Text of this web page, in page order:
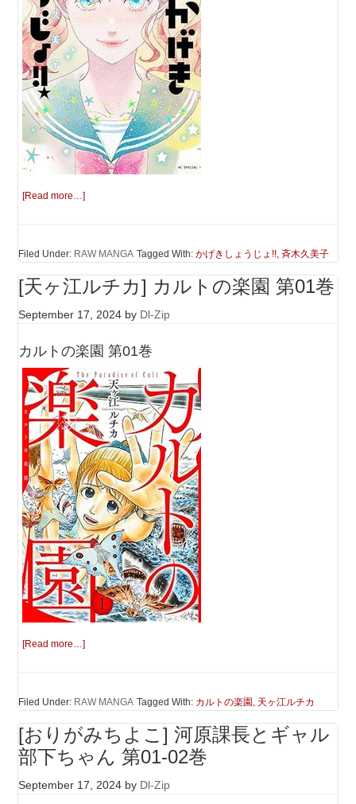
[Read more…]
Filed Under: RAW MANGA Tagged With:かげきしょうじょ!!,斉木久美子
[天ヶ江ルチカ] カルトの楽園 第01巻
September 17, 2024 by Dl-Zip
カルトの楽園 第01巻
[Read more…]
Filed Under: RAW MANGA Tagged With: カルトの楽園 , 天ヶ江ルチカ
[おりがみちよこ] 河原課長とギャル
部下ちゃん 第01-02巻
September 17, 2024 by Dl-Zip